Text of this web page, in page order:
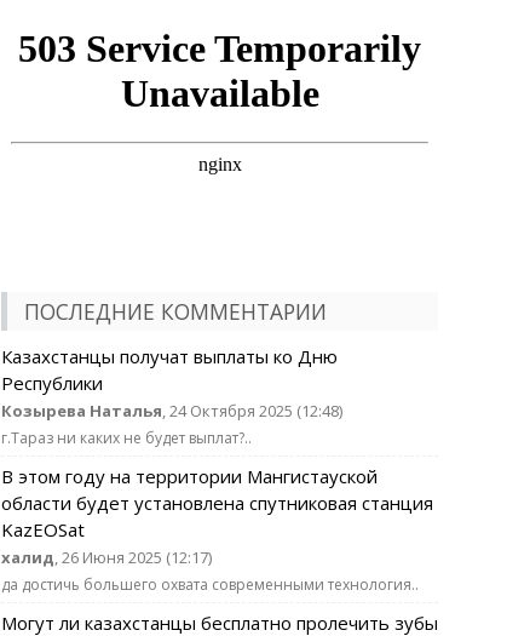
ПОСЛЕДНИЕ КОММЕНТАРИИ
Казахстанцы получат выплаты ко Дню
Республики
Козырева Наталья, 24 Октября 2025 (12:48)
г.Тараз ни каких не будет выплат?..
В этом году на территории Мангистауской
области будет установлена спутниковая станция
KazEOSat
халид, 26 Июня 2025 (12:17)
да достичь большего охвата современными технология..
Могут ли казахстанцы бесплатно пролечить зубы